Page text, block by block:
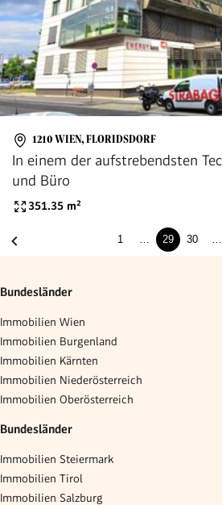
1210 WIEN, FLORIDSDORF
In einem der aufstrebendsten
und Büro
351.35 m²
1 29 30
Bundesländer
Immobilien Wien
Immobilien Burgenland
Immobilien Kärnten
Immobilien Niederösterreich
Immobilien Oberösterreich
Bundesländer
Immobilien Steiermark
Immobilien Tirol
Immobilien Salzburg